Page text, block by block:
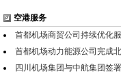
空港服务
首都机场商贸公司持续优化
首都机场动力能源公司完成
四川机场集团与中航集团签